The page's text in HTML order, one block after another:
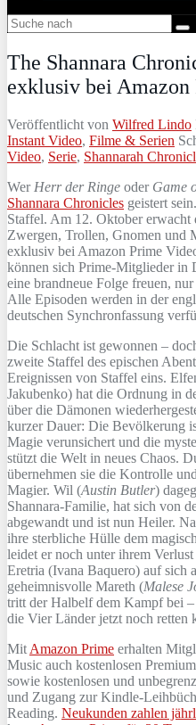
The Shannara
exklusiv bei Amazon
Veröffentlicht von Wilfred Lindo
Instant Video, Filme & Serien
Video, Serie, Shannarah
Wer Herr der Ringe oder Game
Shannara Chronicles geistert
Staffel. Am 12. Oktober
Zwergen, Trollen, Gnomen und
exklusiv bei Amazon Prime
können sich Prime-Mitglieder in
eine brandneue Folge freuen,
Alle Episoden werden in der
deutschen Synchronfassung
Die Schlacht ist gewonnen –
zweite Staffel des epischen
Ereignissen von Staffel eins.
Jakubenko) hat die Ordnung in
über die Dämonen
kurzer Dauer: Die Bevölkerung
Magie verunsichert und die
stützt die Welt in neues Chaos.
übernehmen sie die Kontrolle
Magier. Wil (Austin Butler)
Shannara-Familie, hat sich von
abgewandt und ist nun Heiler.
ihre sterbliche Hülle dem
leidet er noch unter ihrem
Eretria (Ivana Baquero) auf sich
geheimnisvolle Mareth (Malese
tritt der Halbelf dem Kampf bei
die Vier Länder jetzt noch retten
Mit Amazon Prime erhalten
Music auch kostenlosen
sowie kostenlosen und
und Zugang zur Kindle-
Reading. Neukunden zahlen